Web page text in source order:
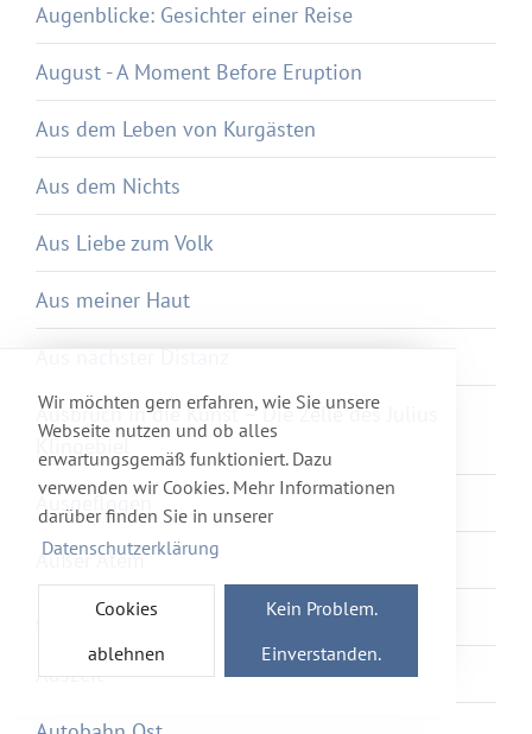
Wir möchten gern erfahren, wie Sie unsere
Webseite nutzen und ob alles
erwartungsgemäß funktioniert. Dazu
verwenden wir Cookies. Mehr Informationen
darüber finden Sie in unserer
Datenschutzerklärung
Cookies
ablehnen
Kein Problem.
Einverstanden.
Augenblicke: Gesichter einer Reise
August - A Moment Before Eruption
Aus dem Leben von Kurgästen
Aus dem Nichts
Aus Liebe zum Volk
Aus meiner Haut
Ausbruch in die Kunst – Die Zelle des Julius
Klingebiel
Ausgeflogen
Außer Atem
Auswege
Auszeit